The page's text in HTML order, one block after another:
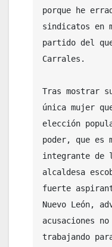
porque he
sindicatos en
partido del
Carrales.
Tras mostrar
única mujer
elección
poder, que es
integrante de
alcaldesa
fuerte
Nuevo León,
acusaciones
trabajando